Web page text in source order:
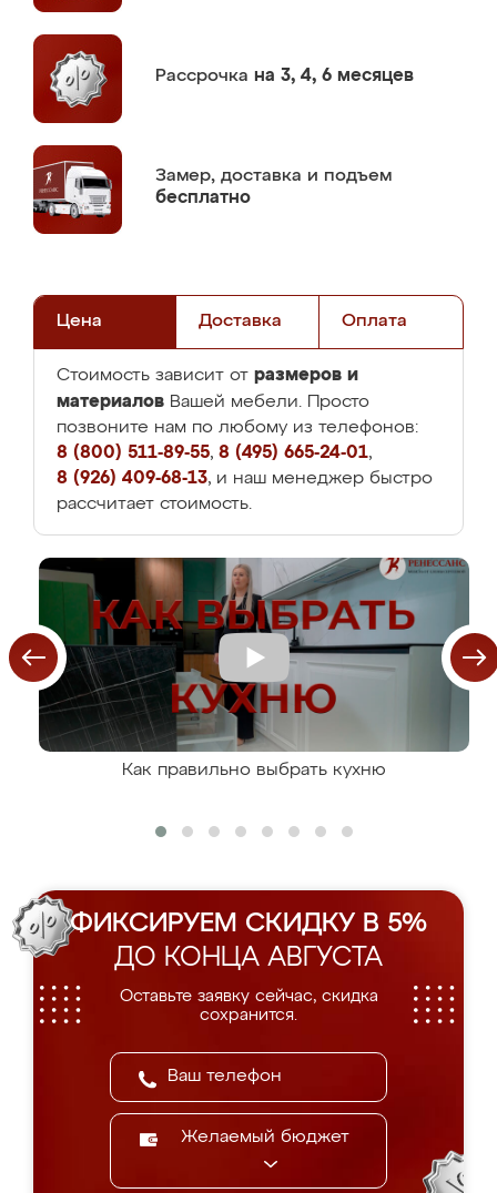
Рассрочка на 3, 4, 6 месяцев
Замер, доставка и подъем
бесплатно
Цена Доставка Оплата
Стоимость зависит от размеров и
материалов Вашей мебели. Просто
позвоните нам по любому из телефонов:
8 (800) 511-89-55, 8 (495) 665-24-01,
8 (926) 409-68-13, и наш менеджер быстро
рассчитает стоимость.
Как правильно выбрать кухню
ФИКСИРУЕМ СКИДКУ В 5%
ДО КОНЦА АВГУСТА
Оставьте заявку сейчас, скидка
сохранится.
Желаемый бюджет